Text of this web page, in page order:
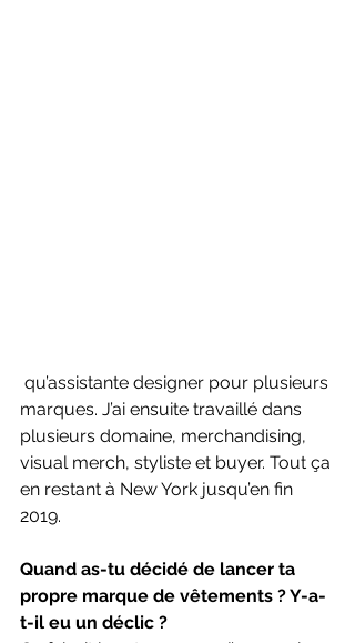
marques. J’ai ensuite travaillé dans
plusieurs domaine, merchandising,
visual merch, styliste et buyer. Tout ça
en restant à New York jusqu’en fin
2019.
Quand as-tu décidé de lancer ta
propre marque de vêtements ? Y-a-
t-il eu un déclic ?